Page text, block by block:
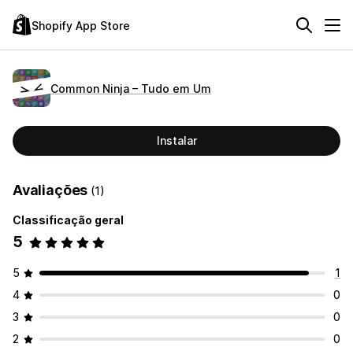
Shopify App Store
Common Ninja – Tudo em Um
Instalar
Avaliações (1)
Classificação geral
5
5
1
4
0
3
0
2
0